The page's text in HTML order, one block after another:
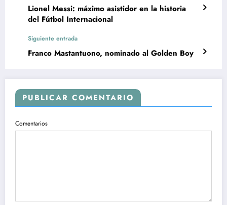
Lionel Messi: máximo asistidor en la historia
del Fútbol Internacional
Siguiente entrada
Franco Mastantuono, nominado al Golden Boy
PUBLICAR COMENTARIO
Comentarios